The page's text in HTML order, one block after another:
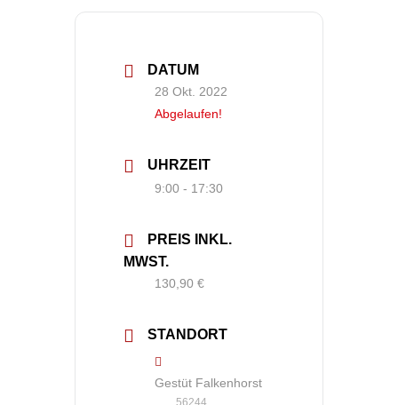
DATUM
28 Okt. 2022
Abgelaufen!
UHRZEIT
9:00 - 17:30
PREIS INKL.
MWST.
130,90 €
STANDORT
Gestüt Falkenhorst
56244